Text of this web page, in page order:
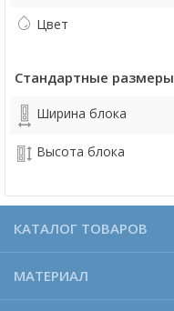
Цвет
Стандартные размеры
Ширина блока
Высота блока
КАТАЛОГ ТОВАРОВ
МАТЕРИАЛ